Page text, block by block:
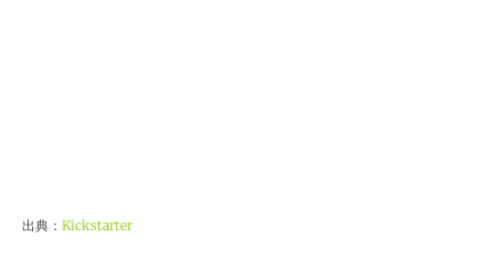
出典： Kickstarter